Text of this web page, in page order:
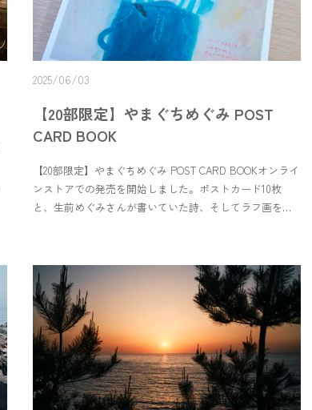
メということで、写真の青梅とは別に、追熟した梅でも
つくってみようと思っています。そのまま飲んでもいい
し、その他の果実酒や料理酒としても使えるそうです。
出来上がりが楽しみです🍶＊ ＊ ＊It’s ume season —
time for all things plum.This year brought a rich harvest,
out, let’s get a little help from ume’s citric acid magic 🍃
This year, I made umeboshi, syrup, jam, and plum wine.For
I found while walking through a local sake shop:“Ume-
chan,” a sake from Umezu Brewery in Tottori.When making
fruit liqueurs at home in Japan, the base alcohol must be
yellow plums, so I’ll try a second batch once these green
ones soften.You can sip Ume-chan as-is, or use it in
cooking or other fruit infusions.Can’t wait to see how it
turns out 🍶✨
2025/06/03
【20部限定】やまぐちめぐみ POST
CARD BOOK
【20部限定】やまぐちめぐみ POST CARD BOOKオンライ
ンストアでの発売を開始しました。ポストカード10枚
と、生前めぐみさんが書いていた詩、そしてラフ画を一
一冊を手製本しました。ポストカード10枚を買うよりも
お求めやすい価格にしました。この機会にぜひ、お手に
とってみてください。【販売】tottoriカルマ
@tottori_karma 青宿 - Inn &amp; Gallery @aoyado.inn 青
宿オンラインストアA small book made quietly, by
hand.“Megumi Yamaguchi Postcard Book” is now available
online — limited to 20 copies.Inside: 10 postcards of her
artwork, a poem she left behind, and a sketche from her